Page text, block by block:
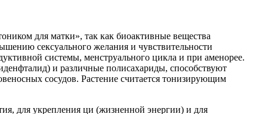
для матки», так как биоактивные вещества
сексуального желания и чувствительности
системы, менструального цикла и при аменорее.
и различные полисахариды, способствуют
сосудов. Растение считается тонизирующим
для укрепления ци (жизненной энергии) и для